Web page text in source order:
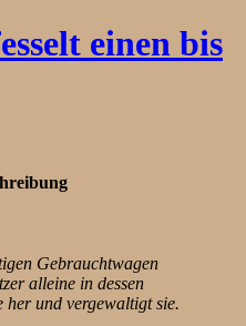
einen bis
Gebrauchtwagen
alleine in dessen
her und vergewaltigt sie.